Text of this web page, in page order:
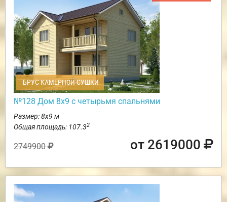
БРУС КАМЕРНОЙ СУШКИ
№128 Дом 8х9 с четырьмя спальнями
Размер: 8х9 м
Общая площадь: 107.32
2749900 от 2619000